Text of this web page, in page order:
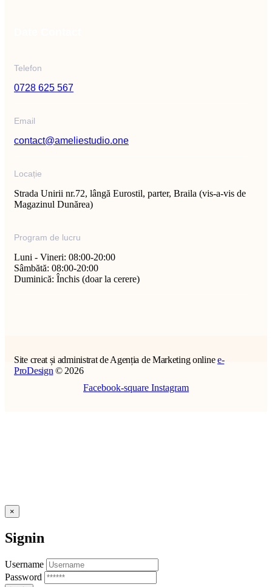
Telefon
0728 625 567
Email
contact@ameliestudio.one
Locație
Strada Unirii nr.72, lângă Eurostil, parter, Braila (vis-a-vis de
Magazinul Dunărea)
Program de lucru
Luni - Vineri: 08:00-20:00
Sâmbătă: 08:00-20:00
Duminică: Închis (doar la cerere)
Site creat și administrat de Agenția de Marketing onlinee-
ProDesign © 2026
Facebook-square Instagram
×
Signin
Username
Password